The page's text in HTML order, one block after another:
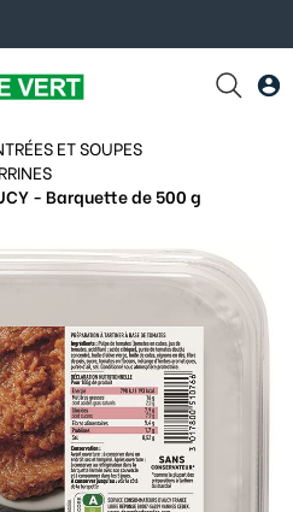
ET SOUPES
- Barquette de 500 g